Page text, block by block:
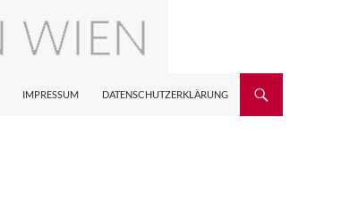
IMPRESSUM DATENSCHUTZERKLÄRUNG